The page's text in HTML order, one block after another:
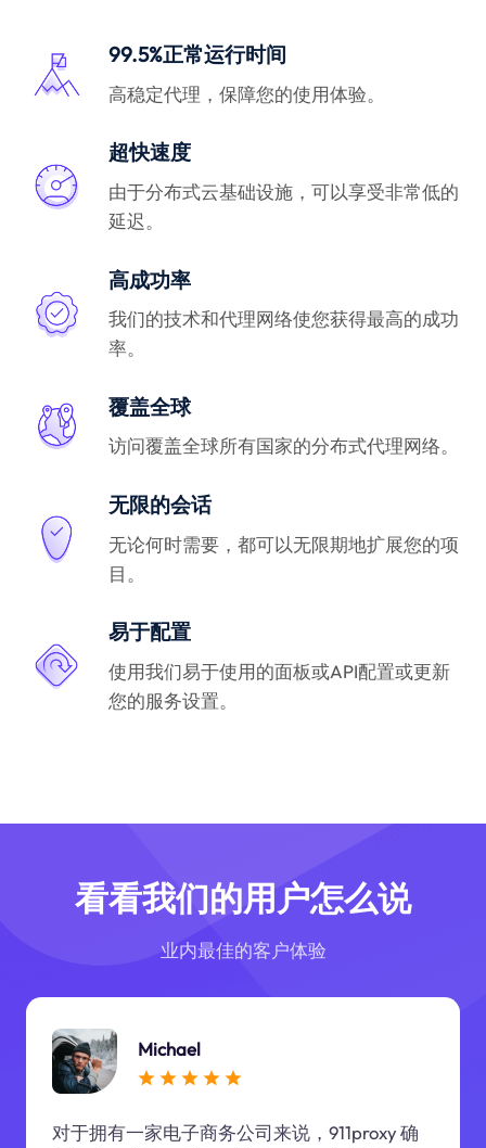
99.5%正常运行时间
高稳定代理，保障您的使用体验。
超快速度
由于分布式云基础设施，可以享受非常低的
延迟。
高成功率
我们的技术和代理网络使您获得最高的成功
率。
覆盖全球
访问覆盖全球所有国家的分布式代理网络。
无限的会话
无论何时需要，都可以无限期地扩展您的项
目。
易于配置
使用我们易于使用的面板或API配置或更新
您的服务设置。
看看我们的用户怎么说
业内最佳的客户体验
Michael
对于拥有一家电子商务公司来说，911proxy 确